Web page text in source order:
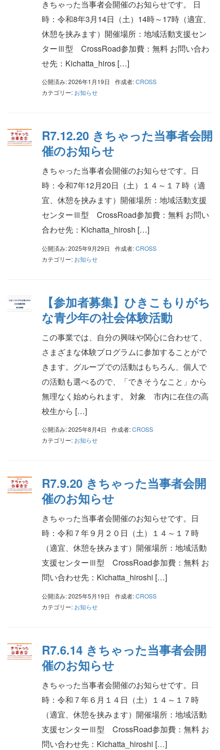
きちゃった当事者会開催のお知らせです。 日
時：令和8年3月14日（土）14時～17時（適宜、
休憩を挟みます）開催場所：地域活動支援セン
ターⅢ型 CrossRoad参加費：無料 お問い合わ
せ先：Kichatta_hiros […]
公開済み: 2026年1月19日 作成者:CROSS
カテゴリー: お知らせ
R7.12.20 きちゃった当事者会開
催のお知らせ
きちゃった当事者会開催のお知らせです。日
時：令和7年12月20日（土）１４～１７時（適
宜、休憩を挟みます）開催場所：地域活動支援
センターⅢ型 CrossRoad参加費：無料 お問い
合わせ先：Kichatta_hirosh […]
公開済み: 2025年9月29日 作成者:CROSS
カテゴリー: お知らせ
【参加者募集】ひきこもりがち
な青少年の社会体験活動
この事業では、自分の興味や関心に合わせて、
さまざまな体験プログラムに参加することがで
きます。グループでの活動はもちろん、個人で
の活動も選べるので、「できそうなこと」から
無理なく始められます。 対象 市内に在住の高
校生から […]
公開済み: 2025年8月4日 作成者:CROSS
カテゴリー: お知らせ
R7.9.20 きちゃった当事者会開
催のお知らせ
きちゃった当事者会開催のお知らせです。日
時：令和７年９月２０日（土）１４～１７時
（適宜、休憩を挟みます）開催場所：地域活動
支援センターⅢ型 CrossRoad参加費：無料 お
問い合わせ先：Kichatta_hiroshi […]
公開済み: 2025年5月19日 作成者:CROSS
カテゴリー: お知らせ
R7.6.14 きちゃった当事者会開
催のお知らせ
きちゃった当事者会開催のお知らせです。日
時：令和７年６月１４日（土）１４～１７時
（適宜、休憩を挟みます）開催場所：地域活動
支援センターⅢ型 CrossRoad参加費：無料 お
問い合わせ先：Kichatta_hiroshi […]